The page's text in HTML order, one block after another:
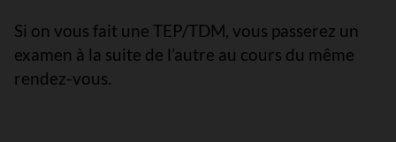
Si on vous fait une TEP/TDM, vous passerez un
examen à la suite de l’autre au cours du même
rendez-vous.